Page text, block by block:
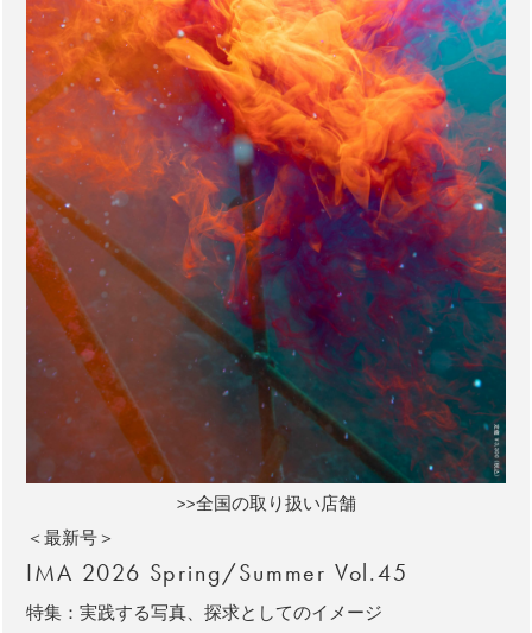
>>全国の取り扱い店舗
＜最新号＞
IMA 2026 Spring/Summer Vol.45
特集：実践する写真、探求としてのイメージ